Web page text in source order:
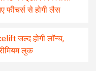
फीचर्स से होगी लैस
जल्द होगी लॉन्च,
लुक